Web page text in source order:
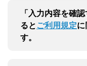
「入力内容を確
るとご利用規定
す。